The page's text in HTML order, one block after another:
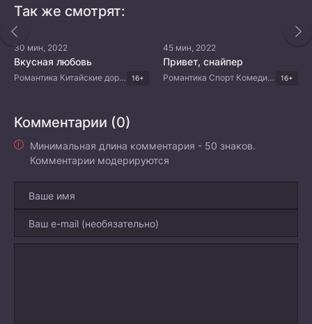
Так же смотрят:
30 мин, 2022
Вкусная любовь
Романтика Китайские дорамы 16+
45 мин, 2022
Привет, снайпер
Романтика Спорт Комедия Китайские дорамы 16+
Комментарии (0)
Минимальная длина комментария - 50 знаков.
Комментарии модерируются